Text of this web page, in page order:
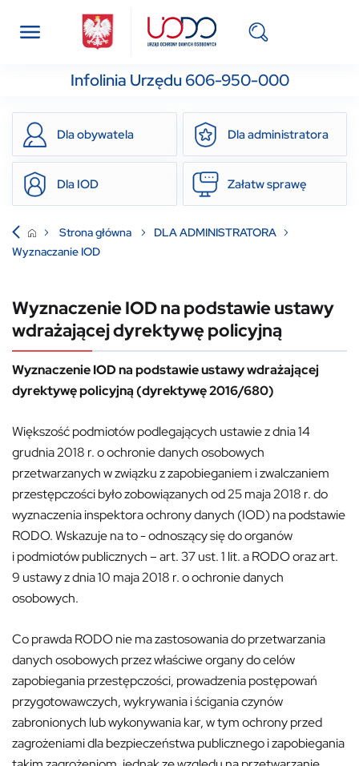
Infolinia Urzędu 606-950-000
Dla obywatela Dla administratora
Dla IOD Załatw sprawę
Strona główna
DLA ADMINISTRATORA
Wyznaczanie IOD
Wyznaczenie IOD na podstawie ustawy
wdrażającej dyrektywę policyjną
Wyznaczenie IOD na podstawie ustawy wdrażającej
dyrektywę policyjną (dyrektywę 2016/680)
Większość podmiotów podlegających ustawie z dnia 14
grudnia 2018 r. o ochronie danych osobowych
przetwarzanych w związku z zapobieganiem i zwalczaniem
przestępczości było zobowiązanych od 25 maja 2018 r. do
wyznaczenia inspektora ochrony danych (IOD) na podstawie
RODO. Wskazuje na to - odnoszący się do organów
i podmiotów publicznych – art. 37 ust. 1 lit. a RODO oraz art.
9 ustawy z dnia 10 maja 2018 r. o ochronie danych
osobowych.
Co prawda RODO nie ma zastosowania do przetwarzania
danych osobowych przez właściwe organy do celów
zapobiegania przestępczości, prowadzenia postępowań
przygotowawczych, wykrywania i ścigania czynów
zabronionych lub wykonywania kar, w tym ochrony przed
zagrożeniami dla bezpieczeństwa publicznego i zapobiegania